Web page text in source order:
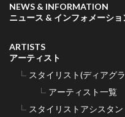
NEWS & INFORMATION
ニュース & インフォメーショ
ARTISTS
アーティスト
スタイリスト(ディアグ
アーティスト一覧
スタイリストアシスタ